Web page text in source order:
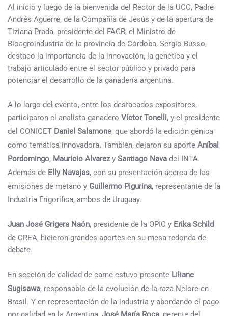
Al inicio y luego de la bienvenida del Rector de la UCC, Padre
Andrés Aguerre, de la Compañía de Jesús y de la apertura de
Tiziana Prada, presidente del FAGB, el Ministro de
Bioagroindustria de la provincia de Córdoba, Sergio Busso,
destacó la importancia de la innovación, la genética y el
trabajo articulado entre el sector público y privado para
potenciar el desarrollo de la ganadería argentina.
A lo largo del evento, entre los destacados expositores,
participaron el analista ganadero Víctor Tonelli, y el presidente
del CONICET Daniel Salamone, que abordó la edición génica
como temática innovadora. También, dejaron su aporte Aníbal
Pordomingo, Mauricio Alvarezy Santiago Nava del INTA.
Además de Elly Navajas, con su presentación acerca de las
emisiones de metano y Guillermo Pigurina, representante de la
Industria Frigorífica, ambos de Uruguay.
Juan José Grigera Naón, presidente de la OPIC y Erika Schild
de CREA, hicieron grandes aportes en su mesa redonda de
debate.
En sección de calidad de carne estuvo presente Liliane
Sugisawa, responsable de la evolución de la raza Nelore en
Brasil. Y en representación de la industria y abordando el pago